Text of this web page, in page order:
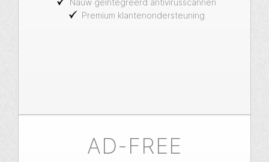
Premium klantenondersteuning
AD-FREE